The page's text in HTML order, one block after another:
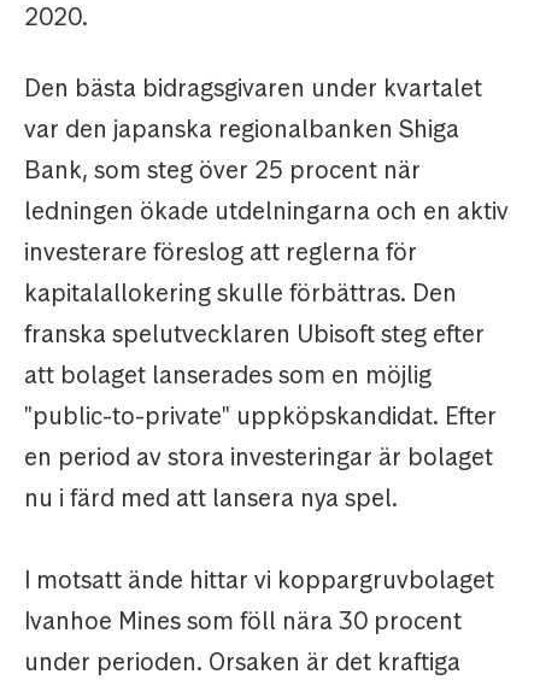
2020.
Den bästa bidragsgivaren under kvartalet
var den japanska regionalbanken Shiga
Bank, som steg över 25 procent när
ledningen ökade utdelningarna och en aktiv
investerare föreslog att reglerna för
kapitalallokering skulle förbättras. Den
franska spelutvecklaren Ubisoft steg efter
att bolaget lanserades som en möjlig
"public-to-private" uppköpskandidat. Efter
en period av stora investeringar är bolaget
nu i färd med att lansera nya spel.
I motsatt ände hittar vi koppargruvbolaget
Ivanhoe Mines som föll nära 30 procent
under perioden. Orsaken är det kraftiga